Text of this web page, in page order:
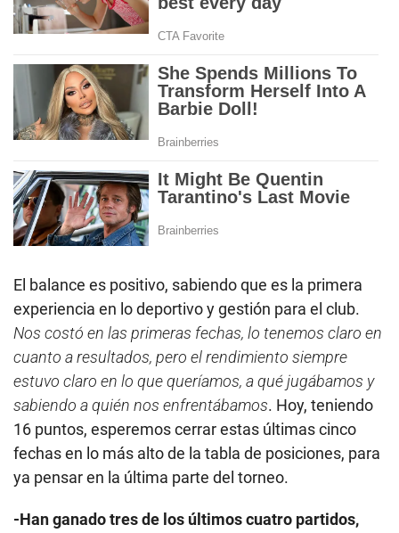
El balance es positivo, sabiendo que es la primera
experiencia en lo deportivo y gestión para el club.
Nos costó en las primeras fechas, lo tenemos claro en
cuanto a resultados, pero el rendimiento siempre
estuvo claro en lo que queríamos, a qué jugábamos y
sabiendo a quién nos enfrentábamos. Hoy, teniendo
16 puntos, esperemos cerrar estas últimas cinco
fechas en lo más alto de la tabla de posiciones, para
ya pensar en la última parte del torneo.
-Han ganado tres de los últimos cuatro partidos,